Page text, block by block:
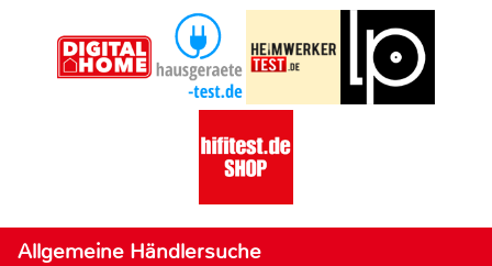
Allgemeine Händlersuche